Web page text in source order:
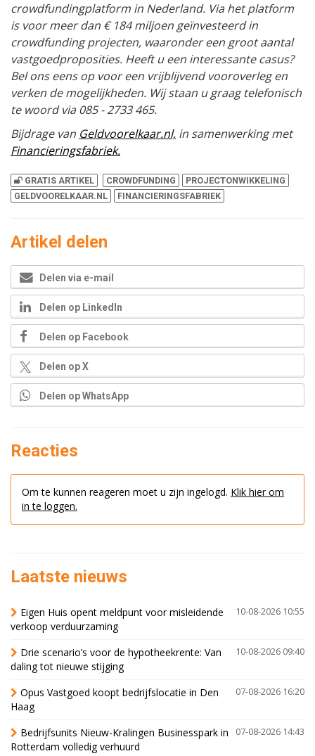
crowdfundingplatform in Nederland. Via het platform
is voor meer dan € 184 miljoen geïnvesteerd in
crowdfunding projecten, waaronder een groot aantal
vastgoedproposities. Heeft u een interessante casus?
Bel ons eens op voor een vrijblijvend vooroverleg en
verken de mogelijkheden. Wij staan u graag telefonisch
te woord via 085 - 2733 465.
Bijdrage van Geldvoorelkaar.nl, in samenwerking met
Financieringsfabriek.
GRATIS ARTIKEL CROWDFUNDING
PROJECTONWIKKELING
GELDVOORELKAAR.NL
FINANCIERINGSFABRIEK
Artikel delen
Delen via e-mail
Delen op LinkedIn
Delen op Facebook
Delen op X
Delen op WhatsApp
Reacties
Om te kunnen reageren moet u zijn ingelogd. Klik hier om
in te loggen.
Laatste nieuws
10-08-2026 10:55
Eigen Huis opent meldpunt voor misleidende
verkoop verduurzaming
10-08-2026 09:40
Drie scenario’s voor de hypotheekrente: Van
daling tot nieuwe stijging
07-08-2026 16:20
Opus Vastgoed koopt bedrijfslocatie in Den
Haag
07-08-2026 14:43
Bedrijfsunits Nieuw-Kralingen Businesspark in
Rotterdam volledig verhuurd